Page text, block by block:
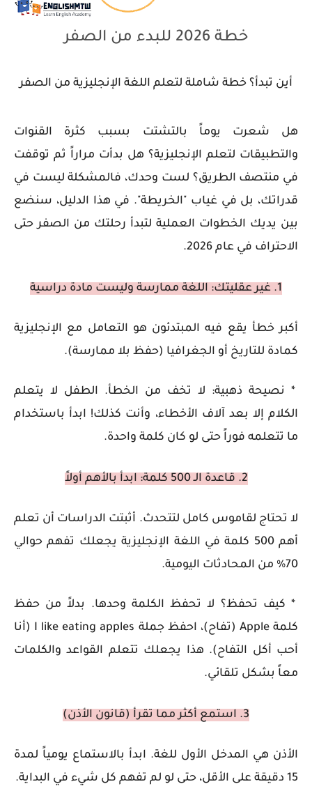
خطة 2026 للبدء من الصفر
أين تبدأ؟ خطة شاملة لتعلم اللغة الإنجليزية من الصفر
هل شعرت يوماً بالتشتت بسبب كثرة القنوات
والتطبيقات لتعلم الإنجليزية؟ هل بدأت مراراً ثم توقفت
في منتصف الطريق؟ لست وحدك، فالمشكلة ليست في
قدراتك، بل في غياب "الخريطة". في هذا الدليل، سنضع
بين يديك الخطوات العملية لتبدأ رحلتك من الصفر حتى
الاحتراف في عام 2026.
1. غير عقليتك: اللغة ممارسة وليست مادة دراسية
أكبر خطأ يقع فيه المبتدئون هو التعامل مع الإنجليزية
كمادة للتاريخ أو الجغرافيا (حفظ بلا ممارسة).
* نصيحة ذهبية: لا تخف من الخطأ. الطفل لا يتعلم
الكلام إلا بعد آلاف الأخطاء، وأنت كذلك! ابدأ باستخدام
ما تتعلمه فوراً حتى لو كان كلمة واحدة.
2. قاعدة الـ 500 كلمة: ابدأ بالأهم أولاً
لا تحتاج لقاموس كامل لتتحدث. أثبتت الدراسات أن تعلم
أهم 500 كلمة في اللغة الإنجليزية يجعلك تفهم حوالي
70% من المحادثات اليومية.
* كيف تحفظ؟ لا تحفظ الكلمة وحدها. بدلاً من حفظ
كلمة Apple (تفاح)، احفظ جملة I like eating apples (أنا
أحب أكل التفاح). هذا يجعلك تتعلم القواعد والكلمات
معاً بشكل تلقائي.
3. استمع أكثر مما تقرأ (قانون الأذن)
الأذن هي المدخل الأول للغة. ابدأ بالاستماع يومياً لمدة
15 دقيقة على الأقل، حتى لو لم تفهم كل شيء في البداية.